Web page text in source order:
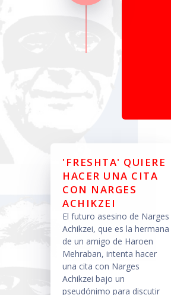
'FRESHTA' QUIERE
HACER UNA CITA
CON NARGES
ACHIKZEI
El futuro asesino de Narges
Achikzei, que es la hermana
de un amigo de Haroen
Mehraban, intenta hacer
una cita con Narges
Achikzei bajo un
pseudónimo para discutir